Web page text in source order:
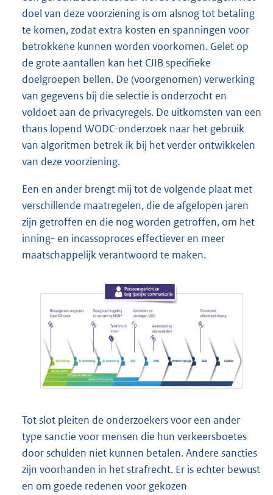
doel van deze voorziening is om alsnog tot betaling
te komen, zodat extra kosten en spanningen voor
betrokkene kunnen worden voorkomen. Gelet op
de grote aantallen kan het CJIB specifieke
doelgroepen bellen. De (voorgenomen) verwerking
van gegevens bij die selectie is onderzocht en
voldoet aan de privacyregels. De uitkomsten van een
thans lopend WODC-onderzoek naar het gebruik
van algoritmen betrek ik bij het verder ontwikkelen
van deze voorziening.
Een en ander brengt mij tot de volgende plaat met
verschillende maatregelen, die de afgelopen jaren
zijn getroffen en die nog worden getroffen, om het
inning- en incassoproces effectiever en meer
maatschappelijk verantwoord te maken.
Tot slot pleiten de onderzoekers voor een ander
type sanctie voor mensen die hun verkeersboetes
door schulden niet kunnen betalen. Andere sancties
zijn voorhanden in het strafrecht. Er is echter bewust
en om goede redenen voor gekozen